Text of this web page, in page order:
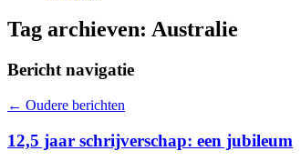
Tag archieven: Australie
Bericht navigatie
← Oudere berichten
12,5 jaar schrijverschap: een jubileum